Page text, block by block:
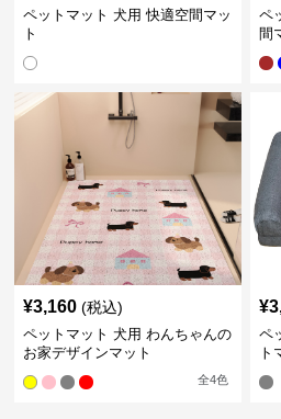
ペットマット 犬用 快適空間マッ
ト
ペ
間
¥3,160 (税込)
ペットマット 犬用 わんちゃんの
お家デザインマット
全4色
¥
ペ
ト